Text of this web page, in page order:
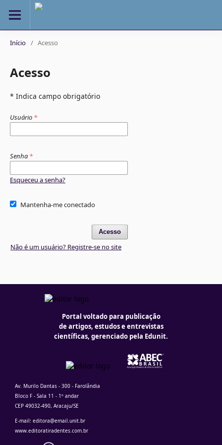
Início / Acesso
Acesso
* Indica campo obrigatório
Usuário *
Senha *
Esqueceu a senha?
Mantenha-me conectado
Acesso
Não é um usuário? Registre-se no site
Portal voltado para publicação
de artigos, estudos e entrevistas
científicas, gerenciado pela Edunit.
Av. Murilo Dantas - 300 - Farolândia
Bloco F - Sala 11 - 1º andar
CEP 49032-490, Aracaju/SE
E-mail: editora@email.unit.br
www.editoratiradentes.com.br